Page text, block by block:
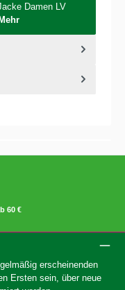
Damen LV
60 €
erscheinenden
Ersten sein, über neue